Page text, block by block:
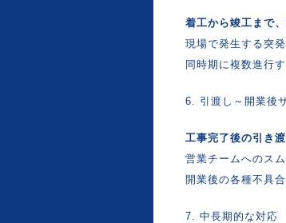
着工から竣工まで
現場で発生する突
同時期に複数進行
6. 引渡し～開業後
工事完了後の引き
営業チームへのス
開業後の各種不具
7. 中長期的な対応